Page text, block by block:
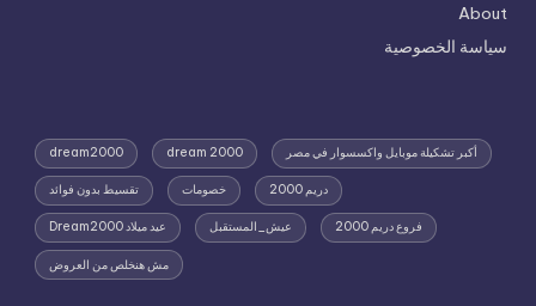
About
سياسة الخصوصية
dream2000 dream 2000 أكبر تشكيلة موبايل واكسسوار في مصر
تقسيط بدون فوائد خصومات دريم 2000
عيد ميلاد Dream2000 عيش_المستقبل فروع دريم 2000
مش هنخلص من العروض